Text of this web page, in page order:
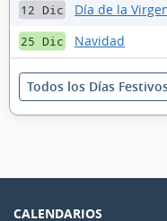
12 Dic Día de la
25 Dic Navidad
Todos los Días
CALENDARIOS